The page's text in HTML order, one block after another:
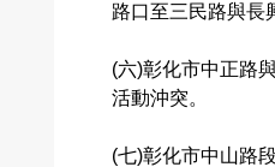
路口至三民路與長
(六)彰化市中正路
活動沖突。
(七)彰化市中山路